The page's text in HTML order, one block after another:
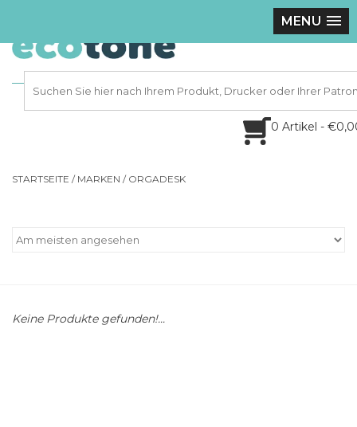
MENU
0 Artikel -
STARTSEITE / MARKEN / ORGADESK
Keine Produkte gefunden!...